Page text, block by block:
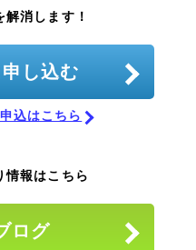
消します！
し込む
込はこちら
情報はこちら
ログ